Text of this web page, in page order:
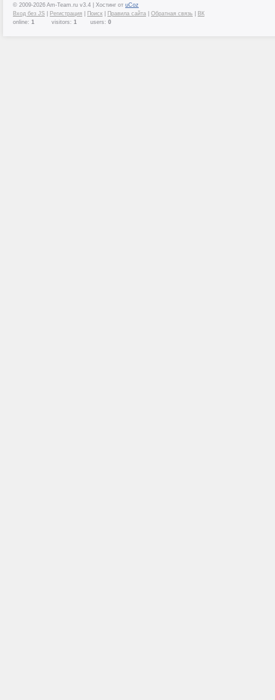
© 2009-2026 Am-Team.ru v3.4 | Хостинг от uCoz
Вход без JS
Регистрация Поиск Правила сайта Обратная связь
ВК
online: 1 visitors: 1 users: 0